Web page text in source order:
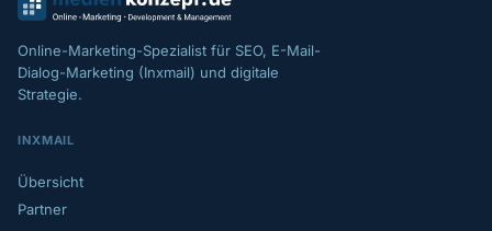
Online-Marketing-Spezialist für SEO, E-Mail-
Dialog-Marketing (Inxmail) und digitale
Strategie.
INXMAIL
Übersicht
Partner